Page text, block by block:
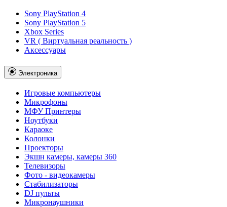
Sony PlayStation 4
Sony PlayStation 5
Xbox Series
VR ( Виртуальная реальность )
Аксессуары
Электроника
Игровые компьютеры
Микрофоны
МФУ Принтеры
Ноутбуки
Караоке
Колонки
Проекторы
Экшн камеры, камеры 360
Телевизоры
Фото - видеокамеры
Стабилизаторы
DJ пульты
Микронаушники